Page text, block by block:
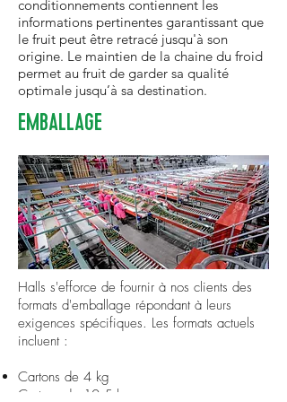
conditionnements contiennent les
informations pertinentes garantissant que
le fruit peut être retracé jusqu'à son
origine. Le maintien de la chaine du froid
permet au fruit de garder sa qualité
optimale jusqu’à sa destination.
EMBALLAGE
Halls s'efforce de fournir à nos clients des
formats d'emballage répondant à leurs
exigences spécifiques. Les formats actuels
incluent :
Cartons de 4 kg
Cartons de 10,5 kg